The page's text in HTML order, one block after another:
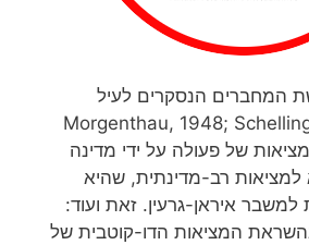
המחברים הנסקרים לעיל
(Morgenthau, 1948;
למציאות של פעולה על ידי מדינה
למציאות רב-מדינתית, שהיא
למשבר איראן-גרעין. זאת ועוד:
בהשראת המציאות הדו-קוטבית של